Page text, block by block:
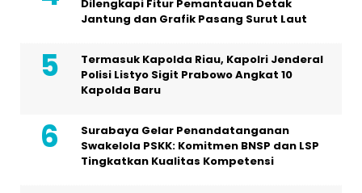
Dilengkapi Fitur Pemantauan Detak
Jantung dan Grafik Pasang Surut Laut
Termasuk Kapolda Riau, Kapolri Jenderal
Polisi Listyo Sigit Prabowo Angkat 10
Kapolda Baru
Surabaya Gelar Penandatanganan
Swakelola PSKK: Komitmen BNSP dan LSP
Tingkatkan Kualitas Kompetensi